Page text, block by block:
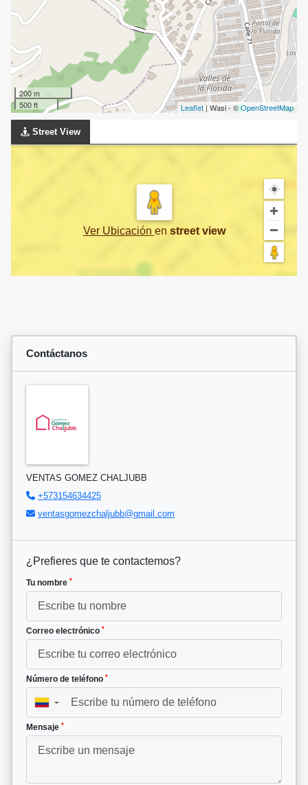
200 m
500 ft
Leaflet | Wasi - ©OpenStreetMap
Street View
Ver Ubicación en street view
Contáctanos
VENTAS GOMEZ CHALJUBB
+573154634425
ventasgomezchaljubb@gmail.com
¿Prefieres que te contactemos?
Tu nombre *
Correo electrónico *
Número de teléfono *
▼
Mensaje *